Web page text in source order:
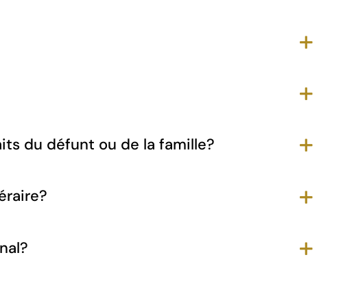
du défunt ou de la famille?